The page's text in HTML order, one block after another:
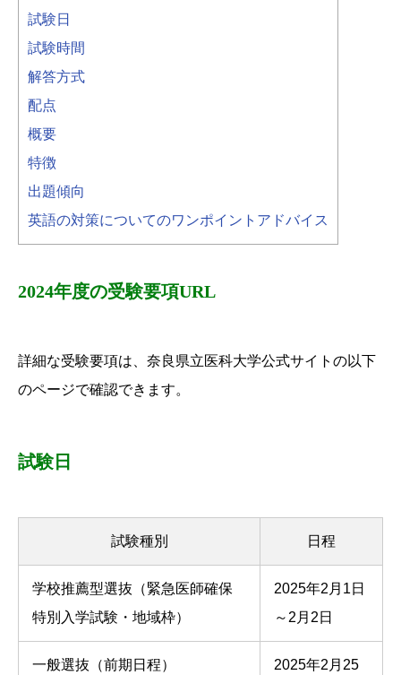
試験日
試験時間
解答方式
配点
概要
特徴
出題傾向
英語の対策についてのワンポイントアドバイス
2024年度の受験要項URL
詳細な受験要項は、奈良県立医科大学公式サイトの以下
のページで確認できます。
試験日
試験種別 日程
学校推薦型選抜（緊急医師確保
特別入学試験・地域枠）
2025年2月1日
～2月2日
一般選抜（前期日程）
2025年2月25